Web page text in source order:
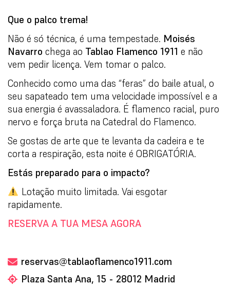
Que o palco trema!
Não é só técnica, é uma tempestade. Moisés
Navarro chega ao Tablao Flamenco 1911 e não
vem pedir licença. Vem tomar o palco.
Conhecido como uma das “feras” do baile atual, o
seu sapateado tem uma velocidade impossível e a
sua energia é avassaladora. É flamenco racial, puro
nervo e força bruta na Catedral do Flamenco.
Se gostas de arte que te levanta da cadeira e te
corta a respiração, esta noite é OBRIGATÓRIA.
Estás preparado para o impacto?
Lotação muito limitada. Vai esgotar
rapidamente.
RESERVA A TUA MESA AGORA
reservas@tablaoflamenco1911.com
Plaza Santa Ana, 15 - 28012 Madrid